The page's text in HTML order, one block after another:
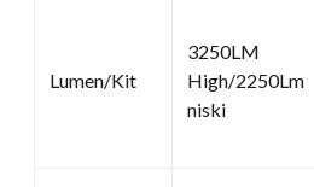
Lumen/Kit
3250LM
High/2250Lm
niski